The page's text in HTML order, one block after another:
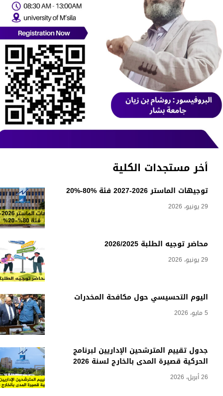
أخر مستجدات الكلية
توجيهات الماستر 2026-2027 فئة %80-%20
29 يونيو، 2026
محاضر توجيه الطلبة 2026/2025
29 يونيو، 2026
اليوم التحسيسي حول مكافحة المخدرات
5 مايو، 2026
جدول تقييم المترشحين الإداريين لبرنامج
الحركية قصيرة المدى بالخارج لسنة 2026
26 أبريل، 2026